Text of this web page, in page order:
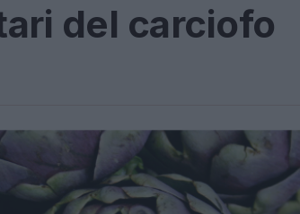
del carciofo